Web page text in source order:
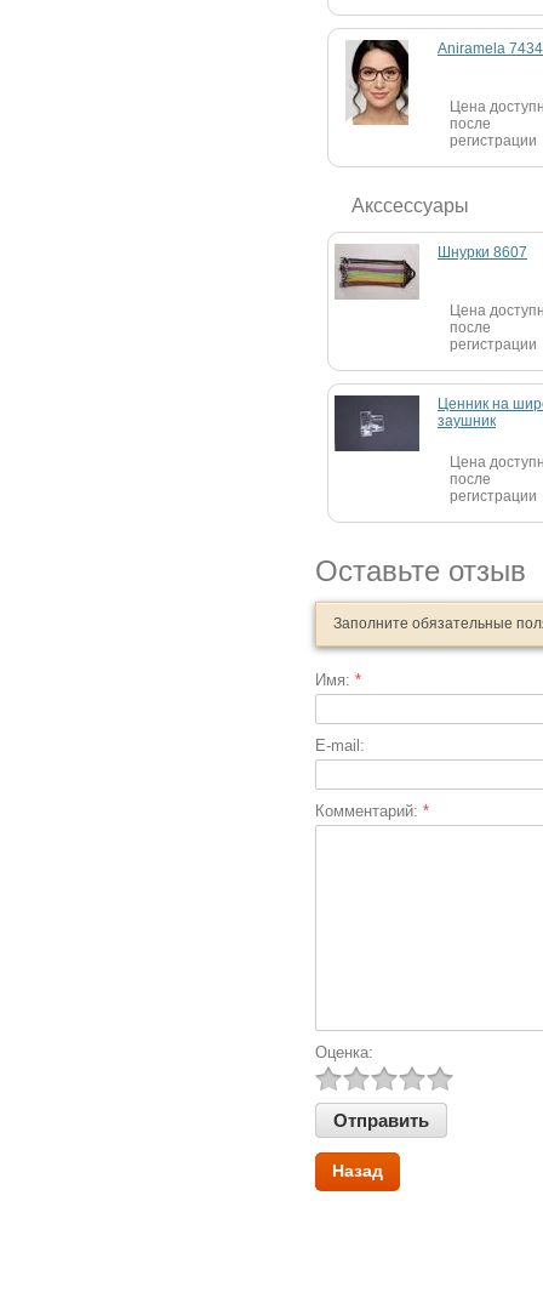
Aniramela 7434
Цена
после
регистрации
Акссессуары
Шнурки 8607
Цена
после
регистрации
Ценник на
заушник
Цена
после
регистрации
Оставьте отзыв
Заполните обязательные
Имя: *
E-mail:
Комментарий: *
Оценка:
Назад